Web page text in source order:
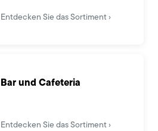
Entdecken Sie das Sortiment
Bar und Cafeteria
Entdecken Sie das Sortiment